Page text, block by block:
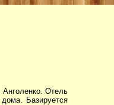
Анголенко. Отель
Базируется